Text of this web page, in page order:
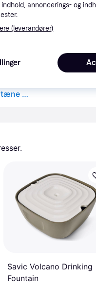
PetSafe® Drinkwell® Platinum drikkefontæne - Drikkefontæne 5 L
Savic Volcano Drinking
Fountain
annoncerings- og
(leverandører)